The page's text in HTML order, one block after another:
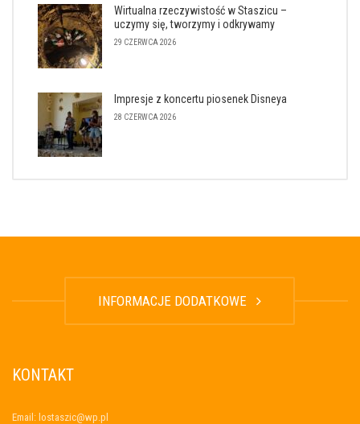
Wirtualna rzeczywistość w Staszicu –
uczymy się, tworzymy i odkrywamy
29 CZERWCA 2026
Impresje z koncertu piosenek Disneya
28 CZERWCA 2026
INFORMACJE DODATKOWE
KONTAKT
Email: lostaszic@wp.pl